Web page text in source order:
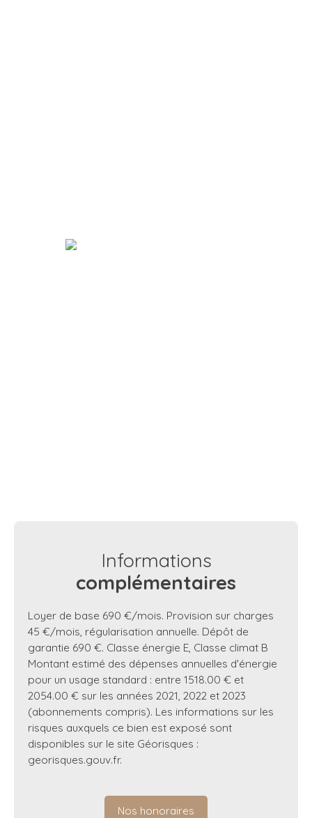
Informations
complémentaires
Loyer de base 690 €/mois. Provision sur charges
45 €/mois, régularisation annuelle. Dépôt de
garantie 690 €. Classe énergie E, Classe climat B
Montant estimé des dépenses annuelles d'énergie
pour un usage standard : entre 1518.00 € et
2054.00 € sur les années 2021, 2022 et 2023
(abonnements compris). Les informations sur les
risques auxquels ce bien est exposé sont
disponibles sur le site Géorisques :
georisques.gouv.fr.
Nos honoraires